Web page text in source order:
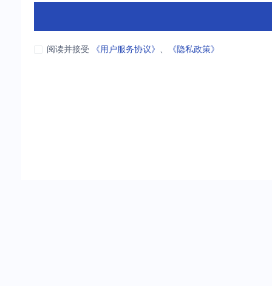
阅读并接受 《用户服务协议》 、 《隐私政策》